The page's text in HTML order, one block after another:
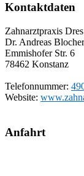
Kontaktdaten
Zahnarztpraxis
Dr. Andreas Blocher
Emmishofer Str. 6
78462 Konstanz
Telefonnummer:
Website:
Anfahrt